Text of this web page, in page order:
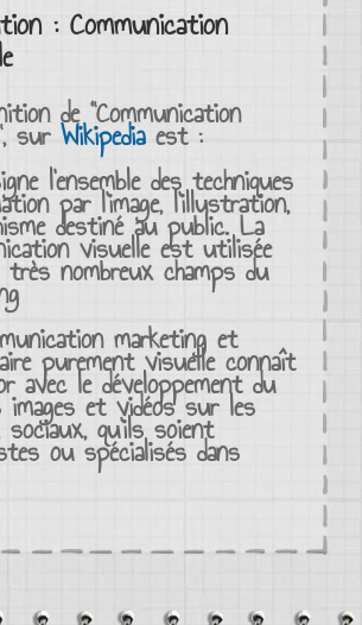
: Communication
de "Communication
surWikipediaest :
l'ensemble des techniques
par l'image, l'illustration,
destiné au public. La
visuelle est utilisée
très nombreux champs du
marketing et
purement visuelle connaît
avec le développement du
images et vidéos sur les
qu’ils soient
ou spécialisés dans